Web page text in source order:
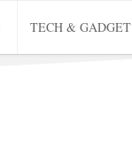
TECH & GADGET